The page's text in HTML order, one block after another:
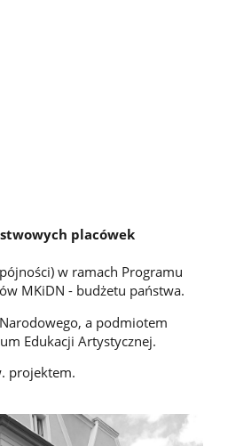
placówek
w ramach Programu
MKiDN - budżetu państwa.
a podmiotem
Edukacji Artystycznej.
projektem.